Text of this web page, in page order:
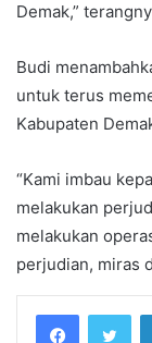
Demak,”
Budi
untuk terus
Kabupaten
“Kami imbau
melakukan
melakukan
perjudian, miras